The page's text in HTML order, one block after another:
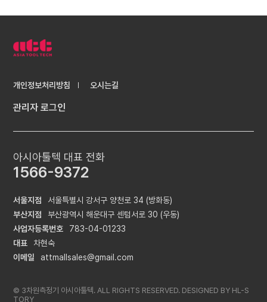
개인정보처리방침 오시는길
관리자 로그인
서울지점
서울특별시 강서구 양천로 34 (방화동)
부산지점
부산광역시 해운대구 센텀서로 30 (우동)
사업자등록번호
783-04-01233
대표
차현숙
이메일
attmallsales@gmail.com
© 3차원측정기 아시아툴텍. ALL RIGHTS RESERVED. DESIGNED BY HL-S
TORY
아시아툴텍 대표 전화
1566-9372